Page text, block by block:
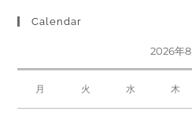
Calendar
2026年8
月 火 水 木